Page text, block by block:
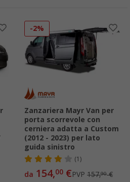
-2%
Zanzariera Mayr Van per
porta scorrevole con
cerniera adatta a Custom
(2012 - 2023) per lato
guida sinistro
(1)
da 154,00 €PVP 157,90€